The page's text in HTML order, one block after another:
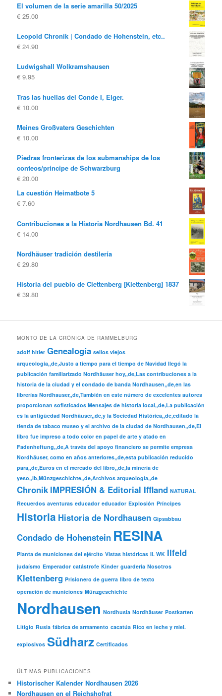
El volumen de la serie amarilla 50/2025
€ 25.00
Leopold Chronik | Condado de Hohenstein, etc..
€ 24.90
Ludwigshall Wolkramshausen
€ 9.95
Tras las huellas del Conde I, Elger.
€ 10.00
Meines Großvaters Geschichten
€ 10.00
Piedras fronterizas de los submanships de los
conteos/príncipe de Schwarzburg
€ 20.00
La cuestión Heimatbote 5
€ 7.60
Contribuciones a la Historia Nordhausen Bd. 41
€ 14.00
Nordhäuser tradición destilería
€ 29.80
Historia del pueblo de Clettenberg [Klettenberg] 1837
€ 39.80
MONTO DE LA CRÓNICA DE RAMMELBURG
adolf hitler Genealogía sellos viejos
arqueología,,de,Justo a tiempo para el tiempo de Navidad llegó la
publicación familiarizado Nordhäuser hoy,,de,Las contribuciones a la
historia de la ciudad y el condado de banda Nordhausen,,de,en las
librerías Nordhauser,,de,También en este número de excelentes autores
proporcionan sofisticados Mensajes de historia local,,de,La publicación
es la antigüedad Nordhäuser,,de,y la Sociedad Histórica,,de,editado la
tienda de tabaco museo y el archivo de la ciudad de Nordhausen,,de,El
libro fue impreso a todo color en papel de arte y atado en
Fadenheftung,,de,A través del apoyo financiero se permite empresa
Nordhäuser, como en años anteriores,,de,esta publicación reducido
para,,de,Euros en el mercado del libro,,de,la minería de
yeso,,lb,Münzgeschichte,,de,Archivos arqueología,,de
Chronik IMPRESIÓN & Editorial Iffland NATURAL
Recuerdos aventuras educador educador Explosión Príncipes
Historia Historia de Nordhausen Gipsabbau
Condado de Hohenstein RESINA
Planta de municiones del ejército Vistas históricas II. WK Ilfeld
judaísmo Emperador catástrofe Kinder guardería Nosotros
Klettenberg Prisionero de guerra libro de texto
operación de municiones Münzgeschichte
Nordhausen Nordhusia Nordhäuser Postkarten
Litigio Rusia fábrica de armamento cacatúa Rico en leche y miel.
explosivos Südharz Certificados
ÚLTIMAS PUBLICACIONES
Historischer Kalender Nordhausen 2026
Nordhausen en el Reichshofrat